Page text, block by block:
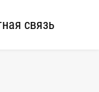
связь